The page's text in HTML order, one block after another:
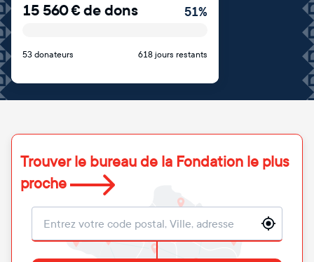
15 560€de dons 51%
53 donateurs 618 jours restants
Trouver le bureau de la Fondation le plus
proche
Localisation